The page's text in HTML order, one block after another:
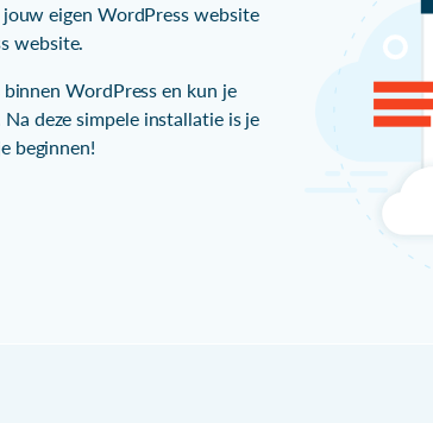
eigen WordPress website
website.
WordPress en kun je
deze simpele installatie is je
beginnen!